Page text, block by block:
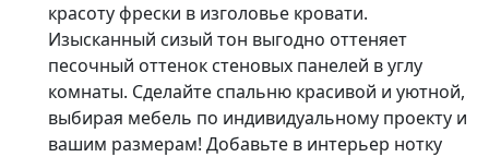
красоту фрески в изголовье кровати.
Изысканный сизый тон выгодно оттеняет
песочный оттенок стеновых панелей в углу
комнаты. Сделайте спальню красивой и уютной,
выбирая мебель по индивидуальному проекту и
вашим размерам! Добавьте в интерьер нотку